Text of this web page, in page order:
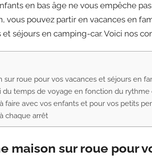
en bas âge ne vous empêche
vous pouvez partir en vacances en
séjours en camping-car. Voici nos
sur roue pour vos vacances et séjours en
du temps de voyage en fonction du
faire avec vos enfants et pour vos petits
chaque arrêt
maison sur roue pour